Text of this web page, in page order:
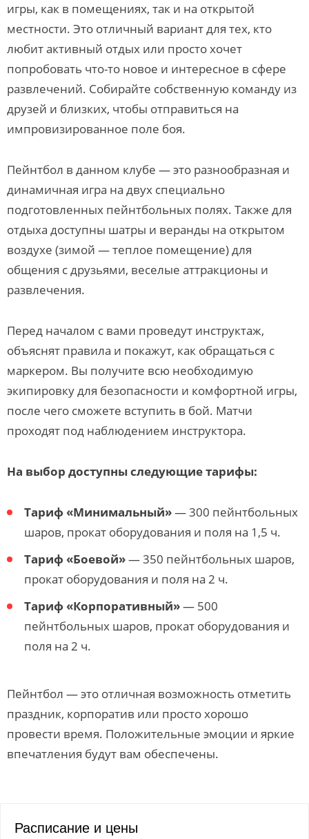
игры, как в помещениях, так и на открытой
местности. Это отличный вариант для тех, кто
любит активный отдых или просто хочет
попробовать что-то новое и интересное в сфере
развлечений. Собирайте собственную команду из
друзей и близких, чтобы отправиться на
импровизированное поле боя.
Пейнтбол в данном клубе — это разнообразная и
динамичная игра на двух специально
подготовленных пейнтбольных полях. Также для
отдыха доступны шатры и веранды на открытом
воздухе (зимой — теплое помещение) для
общения с друзьями, веселые аттракционы и
развлечения.
Перед началом с вами проведут инструктаж,
объяснят правила и покажут, как обращаться с
маркером. Вы получите всю необходимую
экипировку для безопасности и комфортной игры,
после чего сможете вступить в бой. Матчи
проходят под наблюдением инструктора.
На выбор доступны следующие тарифы:
Тариф «Минимальный»— 300 пейнтбольных
шаров, прокат оборудования и поля на 1,5 ч.
Тариф «Боевой»— 350 пейнтбольных шаров,
прокат оборудования и поля на 2 ч.
Тариф «Корпоративный»— 500
пейнтбольных шаров, прокат оборудования и
поля на 2 ч.
Пейнтбол — это отличная возможность отметить
праздник, корпоратив или просто хорошо
провести время. Положительные эмоции и яркие
впечатления будут вам обеспечены.
Расписание и цены